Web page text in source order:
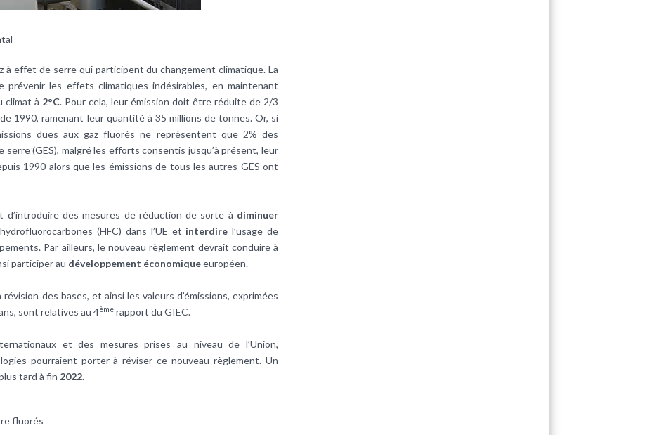
à effet de serre qui participent du changement climatique. La
les effets climatiques indésirables, en maintenant
climat à 2°C. Pour cela, leur émission doit être réduite de 2/3
1990, ramenant leur quantité à 35 millions de tonnes. Or, si
dues aux gaz fluorés ne représentent que 2% des
(GES), malgré les efforts consentis jusqu’à présent, leur
1990 alors que les émissions de tous les autres GES ont
des mesures de réduction de sorte à diminuer
(HFC) dans l’UE et interdire l’usage de
Par ailleurs, le nouveau règlement devrait conduire à
participer au développement économiqueeuropéen.
des bases, et ainsi les valeurs d’émissions, exprimées
sont relatives au 4ème rapport du GIEC.
et des mesures prises au niveau de l’Union,
pourraient porter à réviser ce nouveau règlement. Un
tard à fin 2022.
fluorés